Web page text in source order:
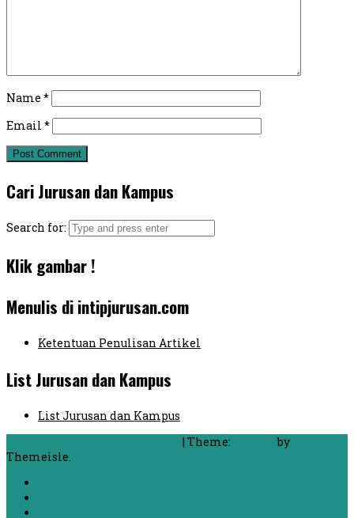
Name *
Email *
Cari Jurusan dan Kampus
Search for:
Klik gambar !
Menulis di intipjurusan.com
Ketentuan Penulisan Artikel
List Jurusan dan Kampus
List Jurusan dan Kampus
| Theme:
by
Themeisle.